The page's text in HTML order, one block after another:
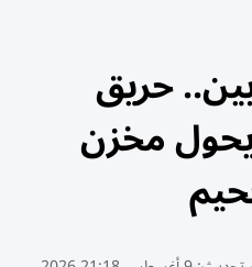
مصابين.. حريق
مخزن